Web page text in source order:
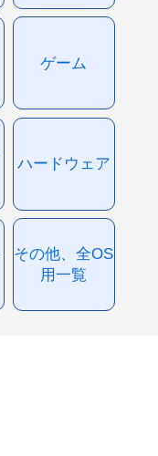
ゲーム
ハードウェア
その他、全OS
用一覧